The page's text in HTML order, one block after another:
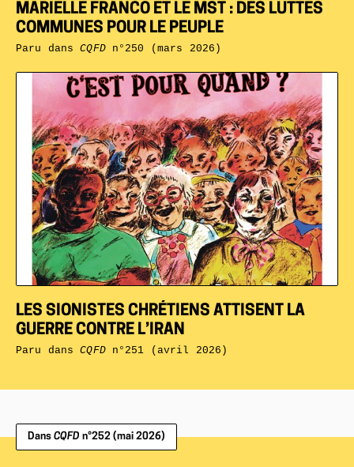
LES SIONISTES CHRÉTIENS ATTISENT LA
GUERRE CONTRE L’IRAN
Paru dansCQFDn°251 (avril 2026)
MARIELLE FRANCO ET LE MST : DES LUTTES
COMMUNES POUR LE PEUPLE
Paru dansCQFDn°250 (mars 2026)
Dans CQFD n°252 (mai 2026)